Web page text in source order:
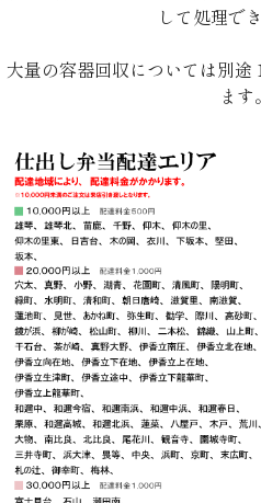
して処理で
大量の容器回収については別途
ます。